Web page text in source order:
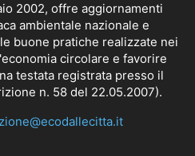
2002, offre aggiornamenti
ambientale nazionale e
buone pratiche realizzate nei
circolare e favorire
testata registrata presso il
n. 58 del 22.05.2007).